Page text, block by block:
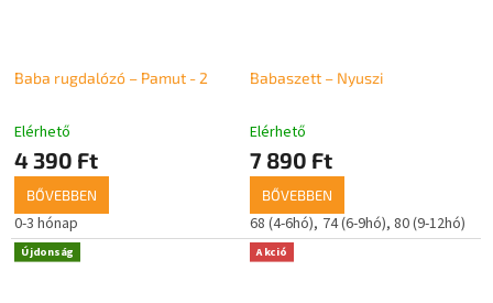
Baba rugdalózó – Pamut - 2
Elérhető
4 390 Ft
BŐVEBBEN
0-3 hónap
Babaszett – Nyuszi
Elérhető
7 890 Ft
BŐVEBBEN
68 (4-6hó) 74 (6-9hó) 80 (9-12hó)
Újdonság Akció